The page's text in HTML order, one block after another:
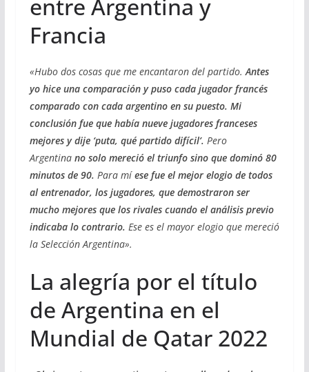
entre Argentina y
Francia
«Hubo dos cosas que me encantaron del partido.Antes
yo hice una comparación y puso cada jugador francés
comparado con cada argentino en su puesto. Mi
conclusión fue que había nueve jugadores franceses
mejores y dije ‘puta, qué partido difícil’. Pero
Argentina no solo mereció el triunfo sino que dominó 80
minutos de 90. Para míese fue el mejor elogio de todos
al entrenador, los jugadores, que demostraron ser
mucho mejores que los rivales cuando el análisis previo
indicaba lo contrario. Ese es el mayor elogio que mereció
la Selección Argentina».
La alegría por el título
de Argentina en el
Mundial de Qatar 2022